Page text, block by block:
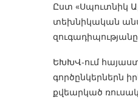
Ըստ «Սպուտնիկ
տեխնիկական
ԵԽԽՎ-ում
գործընկերներն
քվեարկած